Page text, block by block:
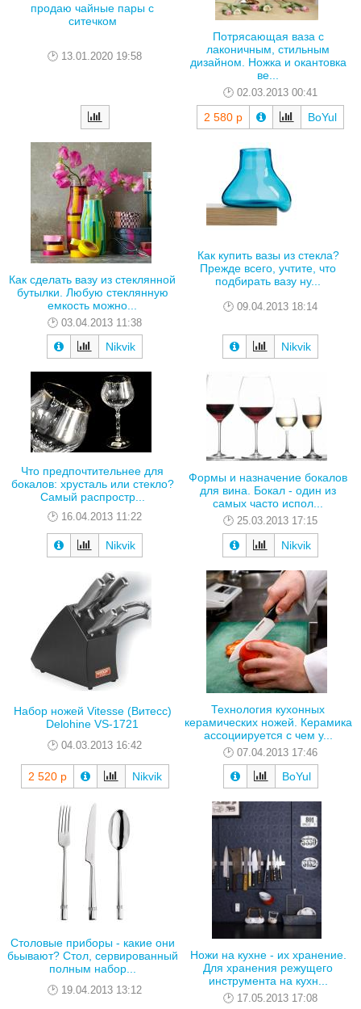
продаю чайные пары с
ситечком
13.01.2020 19:58
Потрясающая ваза с
лаконичным, стильным
дизайном. Ножка и окантовка
ве...
02.03.2013 00:41
2 580 р BoYul
Как сделать вазу из стеклянной
бутылки. Любую стеклянную
емкость можно...
03.04.2013 11:38
Nikvik
Как купить вазы из стекла?
Прежде всего, учтите, что
подбирать вазу ну...
09.04.2013 18:14
Nikvik
Что предпочтительнее для
бокалов: хрусталь или стекло?
Самый распростр...
16.04.2013 11:22
Nikvik
Формы и назначение бокалов
для вина. Бокал - один из
самых часто испол...
25.03.2013 17:15
Nikvik
Набор ножей Vitesse (Витесс)
Delohine VS-1721
04.03.2013 16:42
2 520 р Nikvik
Технология кухонных
керамических ножей. Керамика
ассоциируется с чем у...
07.04.2013 17:46
BoYul
Столовые приборы - какие они
бьывают? Стол, сервированный
полным набор...
19.04.2013 13:12
Ножи на кухне - их хранение.
Для хранения режущего
инструмента на кухн...
17.05.2013 17:08